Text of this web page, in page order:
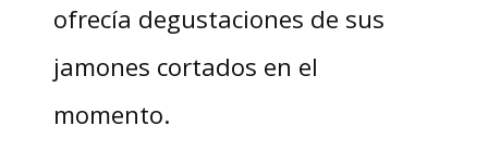
ofrecía degustaciones de sus
jamones cortados en el
momento.